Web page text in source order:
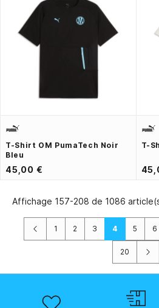
T-Shirt OM PumaTech Noir
Bleu
45,00 €
T-
Affichage 157-208 de 1086
Précédent
1 2 3 4 5 6
20